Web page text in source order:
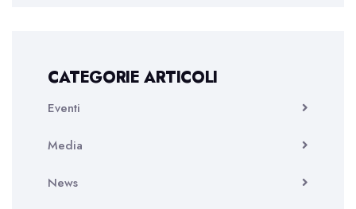
CATEGORIE ARTICOLI
Eventi
Media
News